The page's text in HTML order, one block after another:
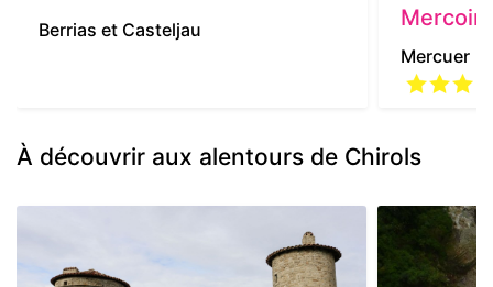
Berrias et Casteljau
Mercuer
À découvrir aux alentours de Chirols